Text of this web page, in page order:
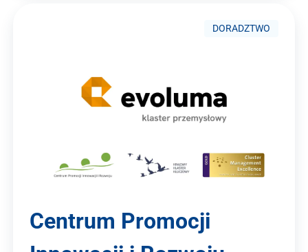
DORADZTWO
Centrum Promocji